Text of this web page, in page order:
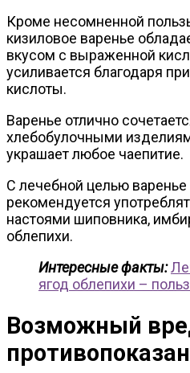
Кроме несомненной
кизиловое варенье
вкусом с выраженной
усиливается благодаря
кислоты.
Варенье отлично
хлебобулочными
украшает любое чаепитие.
С лечебной целью варенье
рекомендуется
настоями шиповника,
облепихи.
Интересные факты:
ягод облепихи –
Возможный